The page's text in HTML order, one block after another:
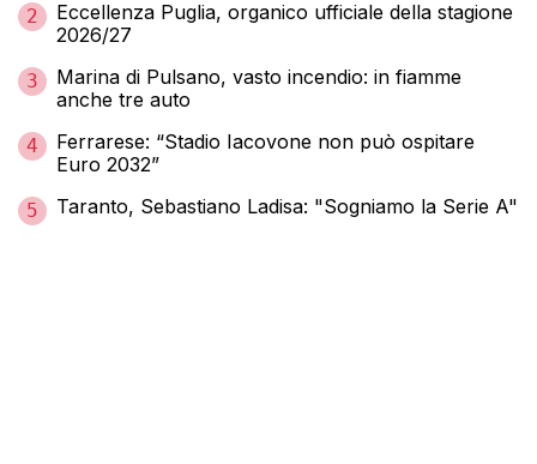
2
Eccellenza Puglia, organico ufficiale della stagione
2026/27
3
Marina di Pulsano, vasto incendio: in fiamme
anche tre auto
4
Ferrarese: “Stadio Iacovone non può ospitare
Euro 2032”
5 Taranto, Sebastiano Ladisa: "Sogniamo la Serie A"